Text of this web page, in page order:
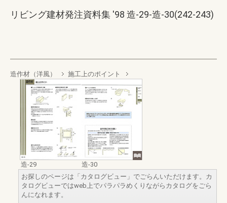
リビング建材発注資料集 '98 造-29-造-30(242-243)
造作材（洋風） 施工上のポイント
造-29
造-30
お探しのページは「カタログビュー」でごらんいただけます。カ
タログビューではweb上でパラパラめくりながらカタログをごら
んになれます。